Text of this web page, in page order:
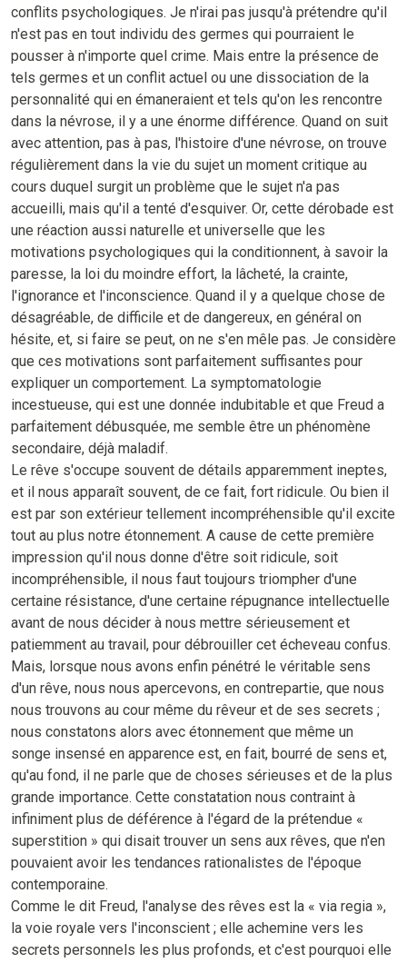
conflits psychologiques. Je n'irai pas jusqu'à prétendre qu'il
n'est pas en tout individu des germes qui pourraient le
pousser à n'importe quel crime. Mais entre la présence de
tels germes et un conflit actuel ou une dissociation de la
personnalité qui en émaneraient et tels qu'on les rencontre
dans la névrose, il y a une énorme différence. Quand on suit
avec attention, pas à pas, l'histoire d'une névrose, on trouve
régulièrement dans la vie du sujet un moment critique au
cours duquel surgit un problème que le sujet n'a pas
accueilli, mais qu'il a tenté d'esquiver. Or, cette dérobade est
une réaction aussi naturelle et universelle que les
motivations psychologiques qui la conditionnent, à savoir la
paresse, la loi du moindre effort, la lâcheté, la crainte,
l'ignorance et l'inconscience. Quand il y a quelque chose de
désagréable, de difficile et de dangereux, en général on
hésite, et, si faire se peut, on ne s'en mêle pas. Je considère
que ces motivations sont parfaitement suffisantes pour
expliquer un comportement. La symptomatologie
incestueuse, qui est une donnée indubitable et que Freud a
parfaitement débusquée, me semble être un phénomène
secondaire, déjà maladif.
Le rêve s'occupe souvent de détails apparemment ineptes,
et il nous apparaît souvent, de ce fait, fort ridicule. Ou bien il
est par son extérieur tellement incompréhensible qu'il excite
tout au plus notre étonnement. A cause de cette première
impression qu'il nous donne d'être soit ridicule, soit
incompréhensible, il nous faut toujours triompher d'une
certaine résistance, d'une certaine répugnance intellectuelle
avant de nous décider à nous mettre sérieusement et
patiemment au travail, pour débrouiller cet écheveau confus.
Mais, lorsque nous avons enfin pénétré le véritable sens
d'un rêve, nous nous apercevons, en contrepartie, que nous
nous trouvons au cour même du rêveur et de ses secrets ;
nous constatons alors avec étonnement que même un
songe insensé en apparence est, en fait, bourré de sens et,
qu'au fond, il ne parle que de choses sérieuses et de la plus
grande importance. Cette constatation nous contraint à
infiniment plus de déférence à l'égard de la prétendue «
superstition » qui disait trouver un sens aux rêves, que n'en
pouvaient avoir les tendances rationalistes de l'époque
contemporaine.
Comme le dit Freud, l'analyse des rêves est la « via regia »,
la voie royale vers l'inconscient ; elle achemine vers les
secrets personnels les plus profonds, et c'est pourquoi elle